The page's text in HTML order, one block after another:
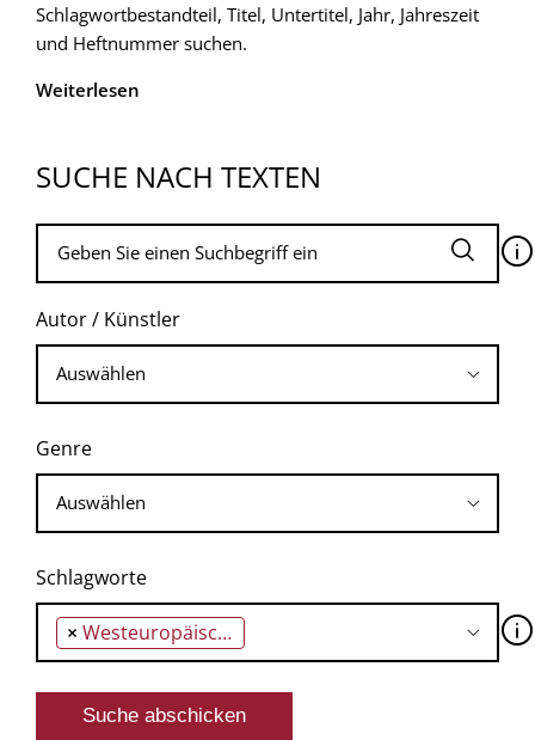
Schlagwortbestandteil, Titel, Untertitel, Jahr, Jahreszeit
und Heftnummer suchen.
Weiterlesen
SUCHE NACH TEXTEN
🛈
Autor / Künstler
Genre
Schlagworte
× Westeuropäische Union (WEU) 🛈